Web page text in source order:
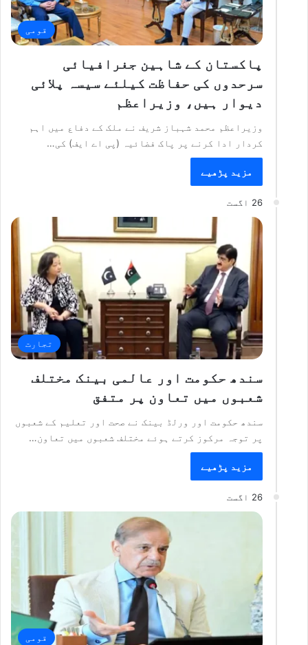
قومی
پاکستان کے شاہین جغرافیائی
سرحدوں کی حفاظت کیلئے سیسہ پلائی
دیوار ہیں، وزیراعظم
وزیراعظم محمد شہباز شریف نے ملک کے دفاع میں اہم
کردار ادا کرنے پر پاک فضائیہ (پی اے ایف) کی…
مزید پڑھیے
26 اگست
تجارت
سندھ حکومت اور عالمی بینک مختلف
شعبوں میں تعاون پر متفق
سندھ حکومت اور ورلڈ بینک نے صحت اور تعلیم کے شعبوں
پر توجہ مرکوز کرتے ہوئے مختلف شعبوں میں تعاون…
مزید پڑھیے
26 اگست
قومی